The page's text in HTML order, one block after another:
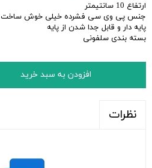
ارتفاع 10 سانتیمتر
جنس پی وی سی فشرده خیلی خوش ساخت
پایه دار و قابل جدا شدن از پایه
بسته بندی سلفونی
افزودن به سبد خرید
نظرات